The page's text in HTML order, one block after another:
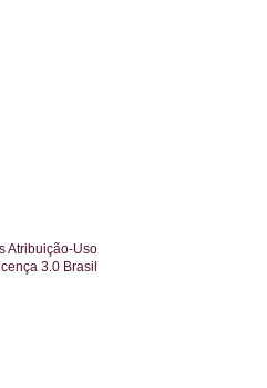
Atribuição-Uso
3.0 Brasil